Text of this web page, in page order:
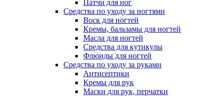
Патчи для ног
Средства по уходу за ногтями
Воск для ногтей
Кремы, бальзамы для ногтей
Масла для ногтей
Средства для кутикулы
Флюиды для ногтей
Средства по уходу за руками
Антисептики
Кремы для рук
Маски для рук, перчатки